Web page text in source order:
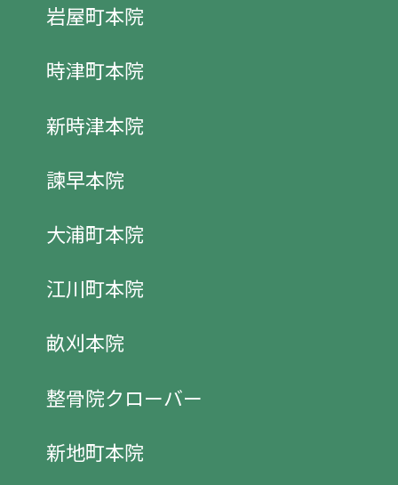
岩屋町本院
時津町本院
新時津本院
諫早本院
大浦町本院
江川町本院
畝刈本院
整骨院クローバー
新地町本院